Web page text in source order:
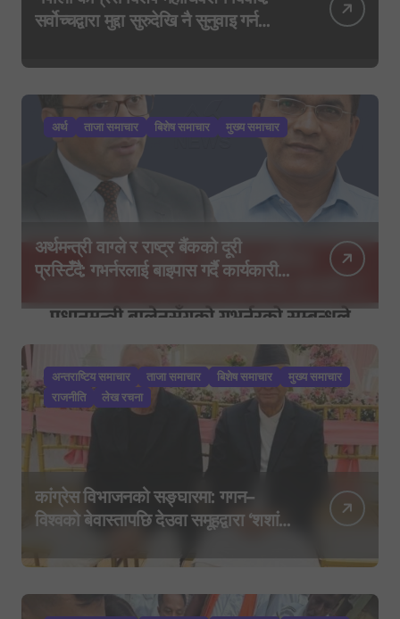
सर्वोच्चद्वारा मुद्दा सुरुदेखि नै सुनुवाइ गर्न
अर्थ ताजा समाचार बिशेष समाचार मुख्य समाचार
अर्थमन्त्री वाग्ले र राष्ट्र बैंकको दूरी
प्रस्टिँदै: गभर्नरलाई बाइपास गर्दै कार्यकारी
अन्तराष्टिय समाचार ताजा समाचार बिशेष समाचार
मुख्य समाचार
राजनीति
लेख रचना
कांग्रेस विभाजनको सङ्घारमा: गगन–
विश्वको बेवास्तापछि देउवा समूहद्वारा ‘शशांक
यात्राको घोषणा तयारी!